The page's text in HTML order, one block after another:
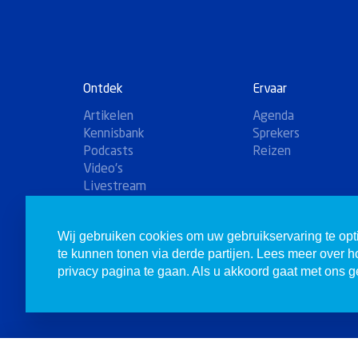
Ontdek
Artikelen
Kennisbank
Podcasts
Video's
Livestream
Ervaar
Agenda
Sprekers
Reizen
Wij gebruiken cookies om uw gebruikservaring te
te kunnen tonen via derde partijen. Lees meer over
privacy pagina te gaan. Als u akkoord gaat met ons